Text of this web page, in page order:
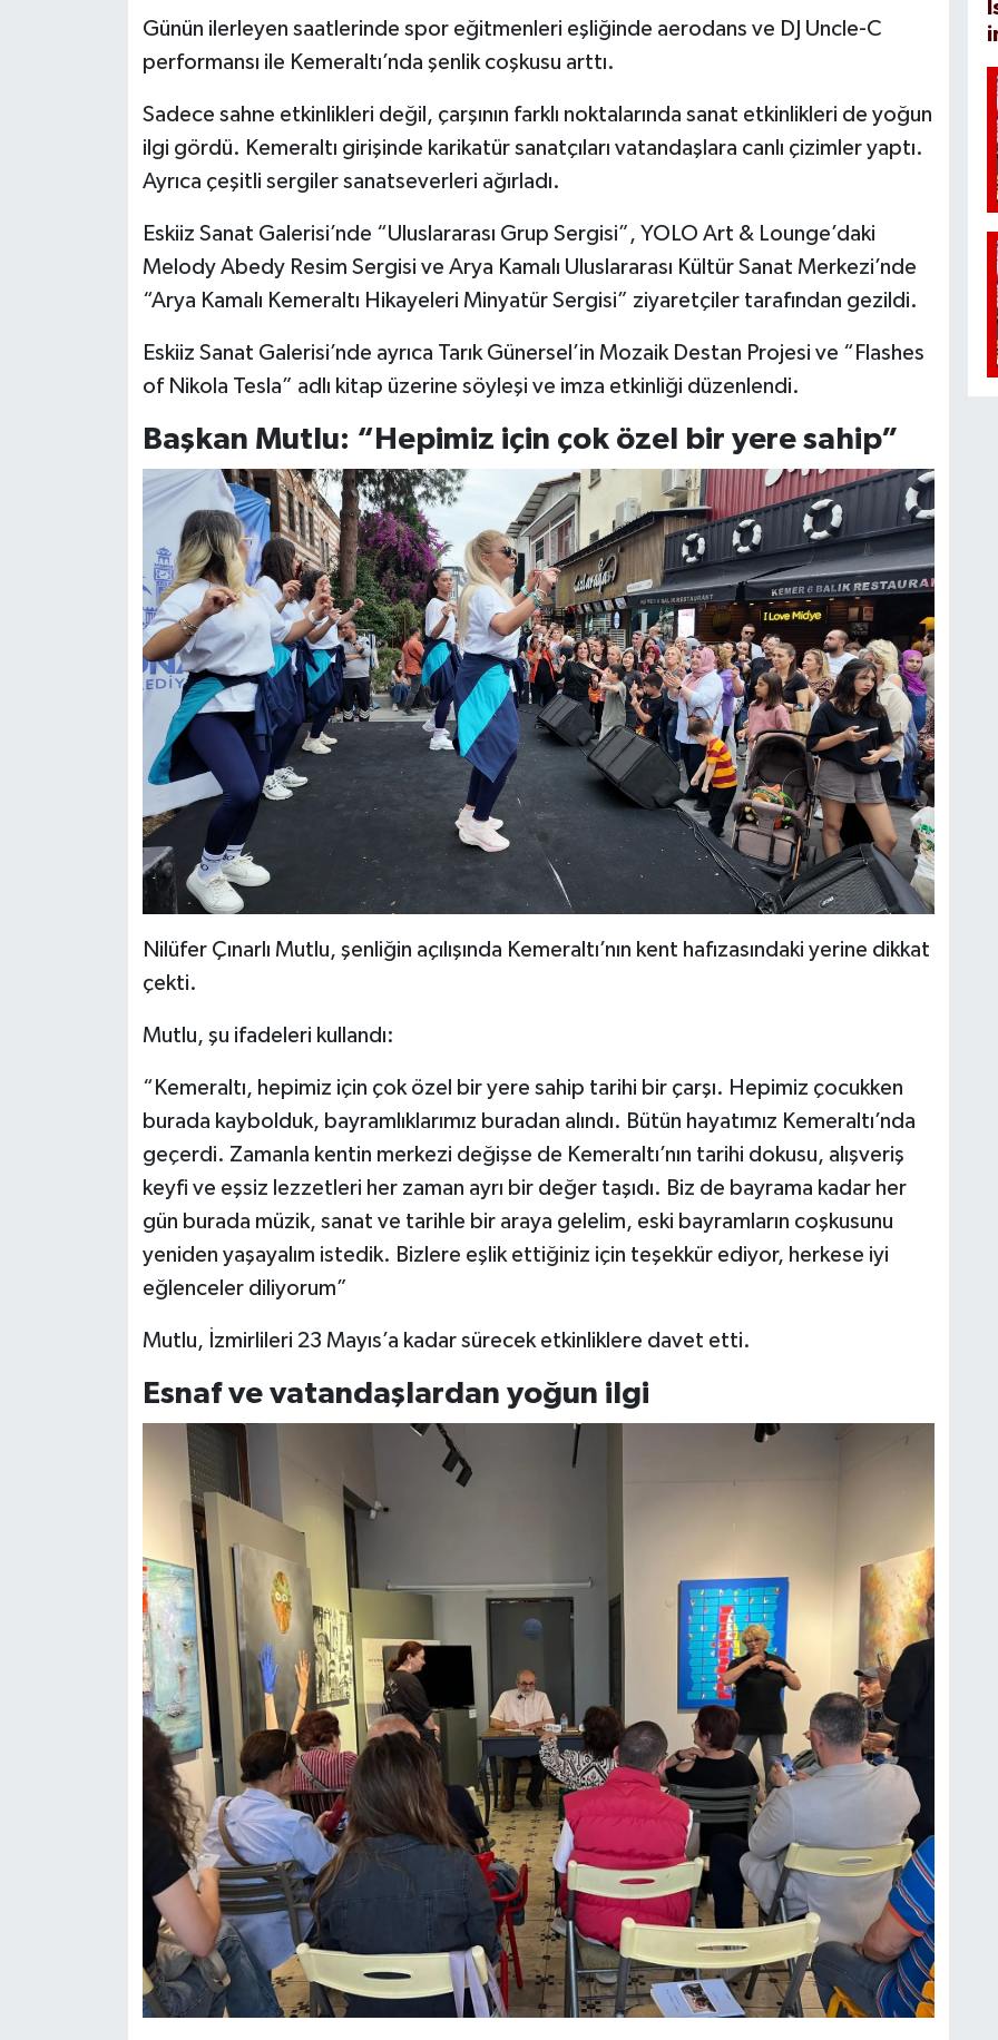
Günün ilerleyen saatlerinde spor eğitmenleri eşliğinde aerodans ve DJ Uncle-C
performansı ile Kemeraltı’nda şenlik coşkusu arttı.
Sadece sahne etkinlikleri değil, çarşının farklı noktalarında sanat etkinlikleri de yoğun
ilgi gördü. Kemeraltı girişinde karikatür sanatçıları vatandaşlara canlı çizimler yaptı.
Ayrıca çeşitli sergiler sanatseverleri ağırladı.
Eskiiz Sanat Galerisi’nde “Uluslararası Grup Sergisi”, YOLO Art & Lounge’daki
Melody Abedy Resim Sergisi ve Arya Kamalı Uluslararası Kültür Sanat Merkezi’nde
“Arya Kamalı Kemeraltı Hikayeleri Minyatür Sergisi” ziyaretçiler tarafından gezildi.
Eskiiz Sanat Galerisi’nde ayrıca Tarık Günersel’in Mozaik Destan Projesi ve “Flashes
of Nikola Tesla” adlı kitap üzerine söyleşi ve imza etkinliği düzenlendi.
Başkan Mutlu: “Hepimiz için çok özel bir yere sahip”
Nilüfer Çınarlı Mutlu, şenliğin açılışında Kemeraltı’nın kent hafızasındaki yerine dikkat
çekti.
Mutlu, şu ifadeleri kullandı:
“Kemeraltı, hepimiz için çok özel bir yere sahip tarihi bir çarşı. Hepimiz çocukken
burada kaybolduk, bayramlıklarımız buradan alındı. Bütün hayatımız Kemeraltı’nda
geçerdi. Zamanla kentin merkezi değişse de Kemeraltı’nın tarihi dokusu, alışveriş
keyfi ve eşsiz lezzetleri her zaman ayrı bir değer taşıdı. Biz de bayrama kadar her
gün burada müzik, sanat ve tarihle bir araya gelelim, eski bayramların coşkusunu
yeniden yaşayalım istedik. Bizlere eşlik ettiğiniz için teşekkür ediyor, herkese iyi
eğlenceler diliyorum”
Mutlu, İzmirlileri 23 Mayıs’a kadar sürecek etkinliklere davet etti.
Esnaf ve vatandaşlardan yoğun ilgi